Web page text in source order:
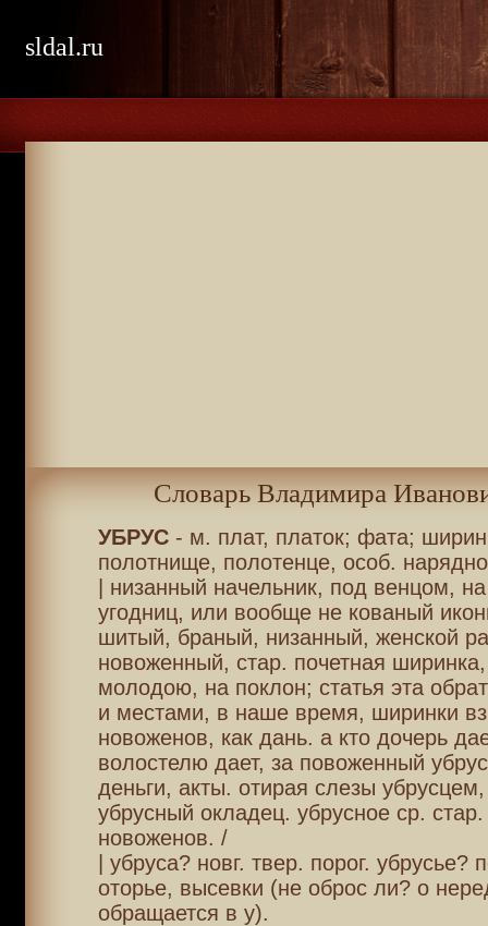
sldal.ru
Словарь Владимира
УБРУС- м. плат, платок; фата;
полотнище, полотенце, особ.
| низанный начельник, под венцом,
угодниц, или вообще не кованый
шитый, браный, низанный, женской
новоженный, стар. почетная
молодою, на поклон; статья эта
и местами, в наше время, ширинки
новоженов, как дань. а кто дочерь
волостелю дает, за повоженный
деньги, акты. отирая слезы
убрусный окладец. убрусное ср. стар.
новоженов. /
| убруса? новг. твер. порог. убрусье?
оторье, высевки (не оброс ли? о
обращается в у).